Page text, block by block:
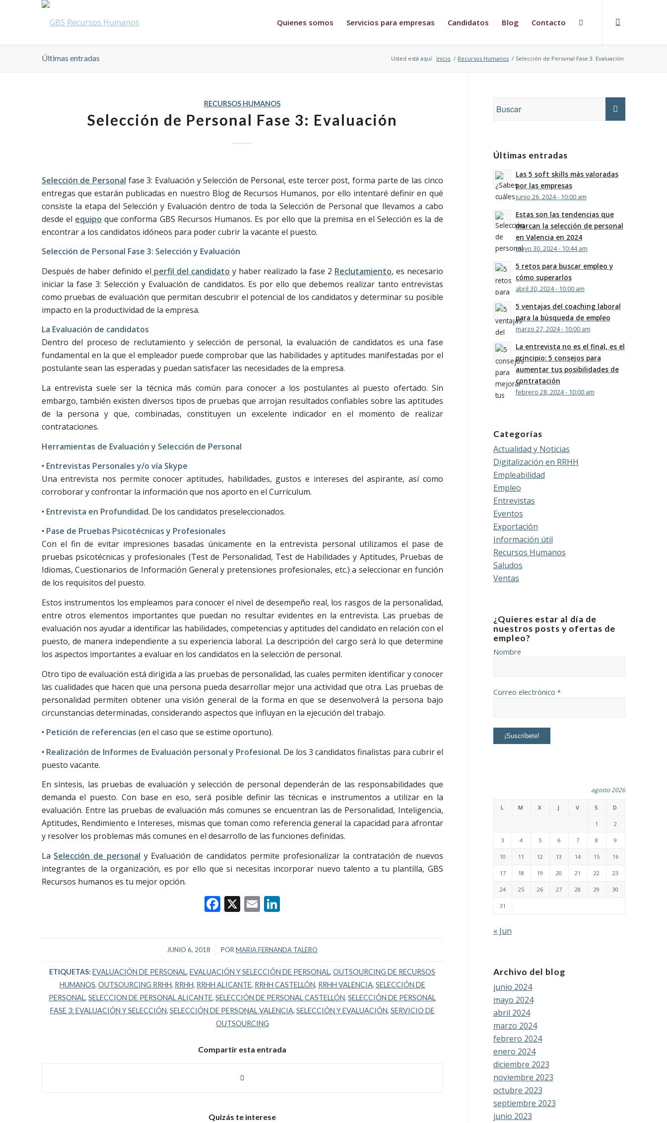
Quienes somos Servicios para empresas Candidatos Blog Contacto
Últimas entradas Usted está aquí: Inicio / Recursos Humanos / Selección de Personal Fase 3: Evaluación
RECURSOS HUMANOS
Selección de Personal Fase 3: Evaluación
Selección de Personal fase 3: Evaluación y Selección de Personal, este tercer post, forma parte de las cinco
entregas que estarán publicadas en nuestro Blog de Recursos Humanos, por ello intentaré definir en qué
consiste la etapa del Selección y Evaluación dentro de toda la Selección de Personal que llevamos a cabo
desde el equipo que conforma GBS Recursos Humanos. Es por ello que la premisa en el Selección es la de
encontrar a los candidatos idóneos para poder cubrir la vacante el puesto.
Selección de Personal Fase 3: Selección y Evaluación
Después de haber definido el perfil del candidato y haber realizado la fase 2 Reclutamiento, es necesario
iniciar la fase 3: Selección y Evaluación de candidatos. Es por ello que debemos realizar tanto entrevistas
como pruebas de evaluación que permitan descubrir el potencial de los candidatos y determinar su posible
impacto en la productividad de la empresa.
La Evaluación de candidatos
Dentro del proceso de reclutamiento y selección de personal, la evaluación de candidatos es una fase
fundamental en la que el empleador puede comprobar que las habilidades y aptitudes manifestadas por el
postulante sean las esperadas y puedan satisfacer las necesidades de la empresa.
La entrevista suele ser la técnica más común para conocer a los postulantes al puesto ofertado. Sin
embargo, también existen diversos tipos de pruebas que arrojan resultados confiables sobre las aptitudes
de la persona y que, combinadas, constituyen un excelente indicador en el momento de realizar
contrataciones.
Herramientas de Evaluación y Selección de Personal
• Entrevistas Personales y/o vía Skype
Una entrevista nos permite conocer aptitudes, habilidades, gustos e intereses del aspirante, así como
corroborar y confrontar la información que nos aporto en el Currículum.
• Entrevista en Profundidad. De los candidatos preseleccionados.
• Pase de Pruebas Psicotécnicas y Profesionales
Con el fin de evitar impresiones basadas únicamente en la entrevista personal utilizamos el pase de
pruebas psicotécnicas y profesionales (Test de Personalidad, Test de Habilidades y Aptitudes, Pruebas de
Idiomas, Cuestionarios de Información General y pretensiones profesionales, etc.) a seleccionar en función
de los requisitos del puesto.
Estos instrumentos los empleamos para conocer el nivel de desempeño real, los rasgos de la personalidad,
entre otros elementos importantes que puedan no resultar evidentes en la entrevista. Las pruebas de
evaluación nos ayudar a identificar las habilidades, competencias y aptitudes del candidato en relación con el
puesto, de manera independiente a su experiencia laboral. La descripción del cargo será lo que determine
los aspectos importantes a evaluar en los candidatos en la selección de personal.
Otro tipo de evaluación está dirigida a las pruebas de personalidad, las cuales permiten identificar y conocer
las cualidades que hacen que una persona pueda desarrollar mejor una actividad que otra. Las pruebas de
personalidad permiten obtener una visión general de la forma en que se desenvolverá la persona bajo
circunstancias determinadas, considerando aspectos que influyan en la ejecución del trabajo.
• Petición de referencias (en el caso que se estime oportuno).
• Realización de Informes de Evaluación personal y Profesional. De los 3 candidatos finalistas para cubrir el
puesto vacante.
En síntesis, las pruebas de evaluación y selección de personal dependerán de las responsabilidades que
demanda el puesto. Con base en eso, será posible definir las técnicas e instrumentos a utilizar en la
evaluación. Entre las pruebas de evaluación más comunes se encuentran las de Personalidad, Inteligencia,
Aptitudes, Rendimiento e Intereses, mismas que toman como referencia general la capacidad para afrontar
y resolver los problemas más comunes en el desarrollo de las funciones definidas.
La Selección de personal y Evaluación de candidatos permite profesionalizar la contratación de nuevos
integrantes de la organización, es por ello que si necesitas incorporar nuevo talento a tu plantilla, GBS
Recursos humanos es tu mejor opción.
Facebook
X Email
JUNIO 6, 2018
/ PORMARIA FERNANDA TALERO
ETIQUETAS: EVALUACIÓN DE PERSONAL,EVALUACIÓN Y SELECCIÓN DE PERSONAL,OUTSOURCING DE RECURSOS
HUMANOS, OUTSOURCING RRHH, RRHH, RRHH ALICANTE, RRHH CASTELLÓN, RRHH VALENCIA, SELECCIÓN DE
PERSONAL,SELECCION DE PERSONAL ALICANTE,SELECCIÓN DE PERSONAL CASTELLÓN,SELECCIÓN DE PERSONAL
FASE 3: EVALUACIÓN Y SELECCIÓN, SELECCIÓN DE PERSONAL VALENCIA, SELECCIÓN Y EVALUACIÓN, SERVICIO DE
OUTSOURCING
Compartir esta entrada
Quizás te interese
Últimas entradas
Las 5 soft skills más valoradas
por las empresas
junio 26, 2024 - 10:00 am
Estas son las tendencias que
marcan la selección de personal
en Valencia en 2024
mayo 30, 2024 - 10:44 am
5 retos para buscar empleo y
cómo superarlos
abril 30, 2024 - 10:00 am
5 ventajas del coaching laboral
para la búsqueda de empleo
marzo 27, 2024 - 10:00 am
La entrevista no es el final, es el
principio: 5 consejos para
aumentar tus posibilidades de
contratación
febrero 28, 2024 - 10:00 am
Categorías
Actualidad y Noticias
Digitalización en RRHH
Empleabilidad
Empleo
Entrevistas
Eventos
Exportación
Información útil
Recursos Humanos
Saludos
Ventas
¿Quieres estar al día de
nuestros posts y ofertas de
empleo?
Nombre
Correo electrónico *
agosto 2026
L M X J V S D
1 2
3 4 5 6 7 8 9
10 11 12 13 14 15 16
17 18 19 20 21 22 23
24 25 26 27 28 29 30
31
« Jun
Archivo del blog
junio 2024
mayo 2024
abril 2024
marzo 2024
febrero 2024
enero 2024
diciembre 2023
noviembre 2023
octubre 2023
septiembre 2023
junio 2023